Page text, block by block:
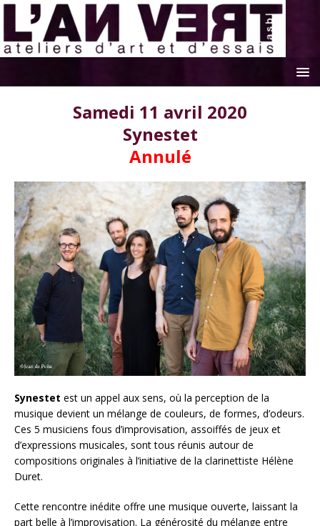
Samedi 11 avril 2020
Synestet
Annulé
Synestet est un appel aux sens, où la perception de la
musique devient un mélange de couleurs, de formes, d’odeurs.
Ces 5 musiciens fous d’improvisation, assoiffés de jeux et
d’expressions musicales, sont tous réunis autour de
compositions originales à l’initiative de la clarinettiste Hélène
Duret.
Cette rencontre inédite offre une musique ouverte, laissant la
part belle à l’improvisation. La générosité du mélange entre